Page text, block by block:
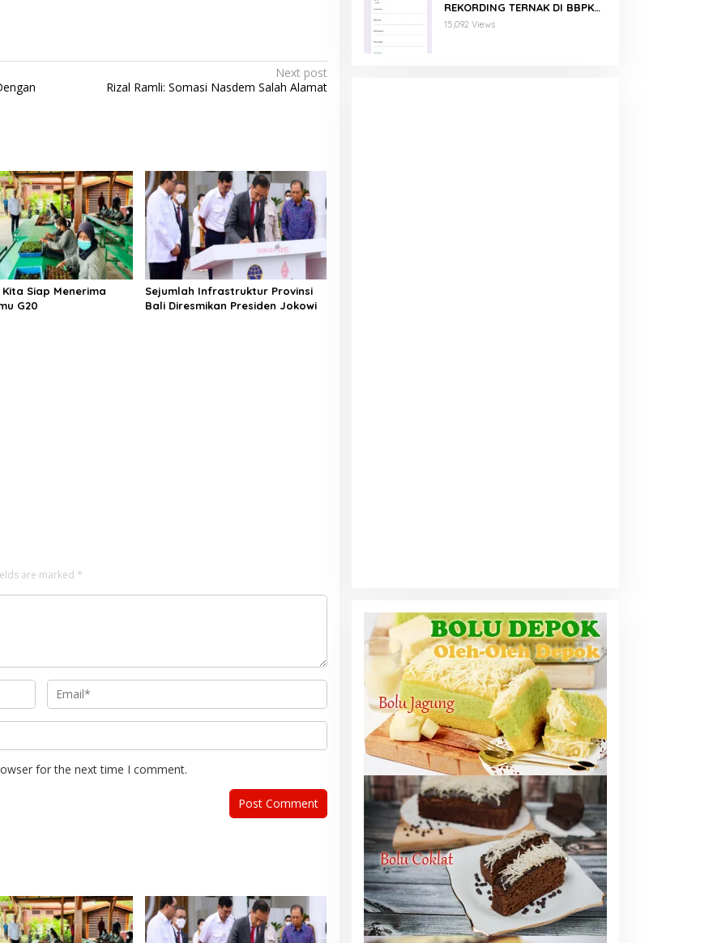
Next post
Rizal Ramli: Somasi Nasdem Salah Alamat
Kita Siap Menerima
G20
Sejumlah Infrastruktur Provinsi
Bali Diresmikan Presiden Jokowi
are marked *
for the next time I comment.
REKORDING TERNAK DI BBPKH
MENGGUNAKAN GOOGLE FORM
15,092 Views